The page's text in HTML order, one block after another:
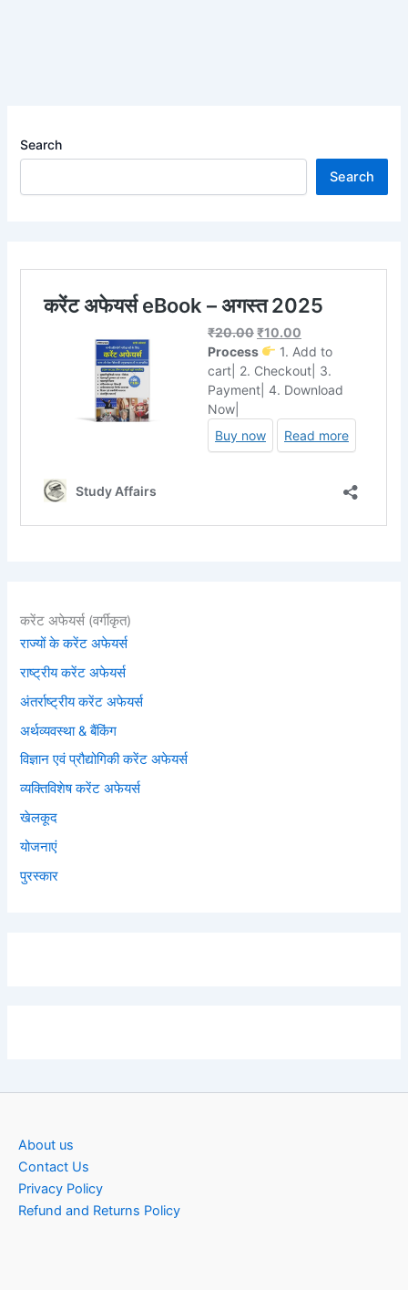
Search
Search
करेंट अफेयर्स (वर्गीकृत)
राज्यों के करेंट अफेयर्स
राष्ट्रीय करेंट अफेयर्स
अंतर्राष्ट्रीय करेंट अफेयर्स
अर्थव्यवस्था & बैंकिंग
विज्ञान एवं प्रौद्योगिकी करेंट अफेयर्स
व्यक्तिविशेष करेंट अफेयर्स
खेलकूद
योजनाएं
पुरस्कार
About us
Contact Us
Privacy Policy
Refund and Returns Policy